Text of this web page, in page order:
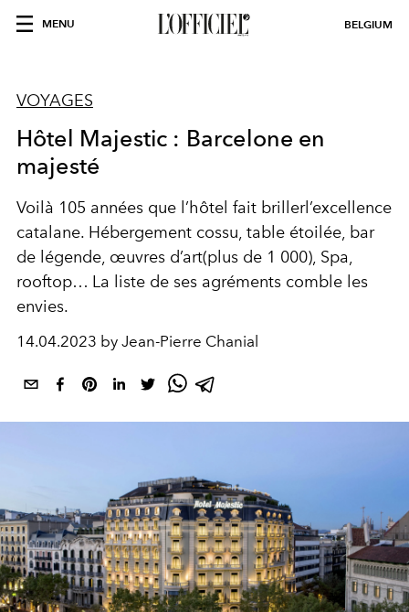
MENU BELGIUM
VOYAGES
Hôtel Majestic : Barcelone en
majesté
Voilà 105 années que l’hôtel fait brillerl’excellence
catalane. Hébergement cossu, table étoilée, bar
de légende, œuvres d’art(plus de 1 000), Spa,
rooftop… La liste de ses agréments comble les
envies.
14.04.2023 by Jean-Pierre Chanial